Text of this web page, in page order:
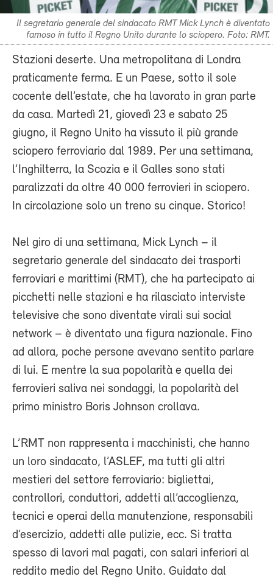
Il segretario generale del sindacato RMT Mick Lynch è diventato
famoso in tutto il Regno Unito durante lo sciopero. Foto: RMT.
Stazioni deserte. Una metropolitana di Londra
praticamente ferma. E un Paese, sotto il sole
cocente dell’estate, che ha lavorato in gran parte
da casa. Martedì 21, giovedì 23 e sabato 25
giugno, il Regno Unito ha vissuto il più grande
sciopero ferroviario dal 1989. Per una settimana,
l’Inghilterra, la Scozia e il Galles sono stati
paralizzati da oltre 40 000 ferrovieri in sciopero.
In circolazione solo un treno su cinque. Storico!
Nel giro di una settimana, Mick Lynch – il
segretario generale del sindacato dei trasporti
ferroviari e marittimi (RMT), che ha partecipato ai
picchetti nelle stazioni e ha rilasciato interviste
televisive che sono diventate virali sui social
network – è diventato una figura nazionale. Fino
ad allora, poche persone avevano sentito parlare
di lui. E mentre la sua popolarità e quella dei
ferrovieri saliva nei sondaggi, la popolarità del
primo ministro Boris Johnson crollava.
L’RMT non rappresenta i macchinisti, che hanno
un loro sindacato, l’ASLEF, ma tutti gli altri
mestieri del settore ferroviario: bigliettai,
controllori, conduttori, addetti all’accoglienza,
tecnici e operai della manutenzione, responsabili
d’esercizio, addetti alle pulizie, ecc. Si tratta
spesso di lavori mal pagati, con salari inferiori al
reddito medio del Regno Unito. Guidato dal